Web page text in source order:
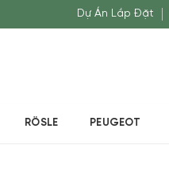
Dự Án Lắp Đặt
RÖSLE PEUGEOT